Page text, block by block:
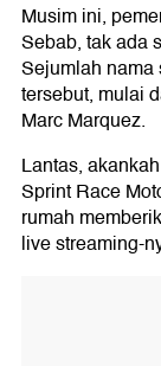
Musim ini,
Sebab, tak ada
Sejumlah
tersebut, mulai
Marc Marquez.
Lantas,
Sprint Race
rumah
live streaming-